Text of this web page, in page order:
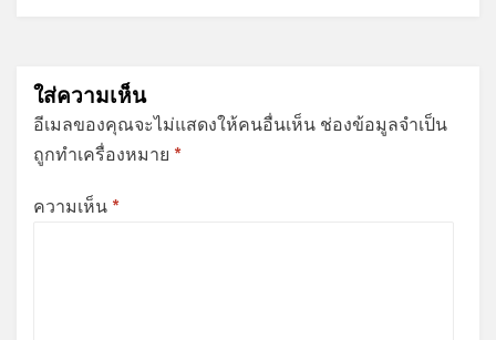
ใส่ความเห็น
อีเมลของคุณจะไม่แสดงให้คนอื่นเห็น ช่องข้อมูลจำเป็น
ถูกทำเครื่องหมาย *
ความเห็น *